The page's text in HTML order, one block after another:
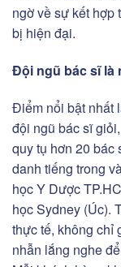
ngờ về sự kết hợp
bị hiện đại.
Đội ngũ bác sĩ là
Điểm nổi bật nhất
đội ngũ bác sĩ
quy tụ hơn 20 bác
danh tiếng trong
học Y Dược
học Sydney (Úc).
thực tế, không chỉ
nhẫn lắng nghe